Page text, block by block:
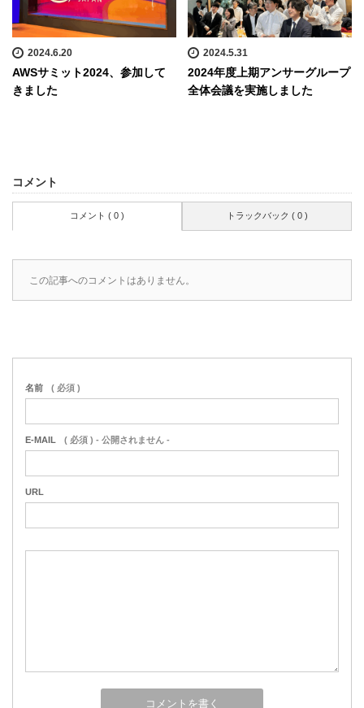
2024.6.20
AWSサミット2024、参加して
きました
2024.5.31
2024年度上期アンサーグループ
全体会議を実施しました
コメント
コメント ( 0 ) トラックバック ( 0 )
この記事へのコメントはありません。
名前 ( 必須 )
E-MAIL ( 必須 ) - 公開されません -
URL